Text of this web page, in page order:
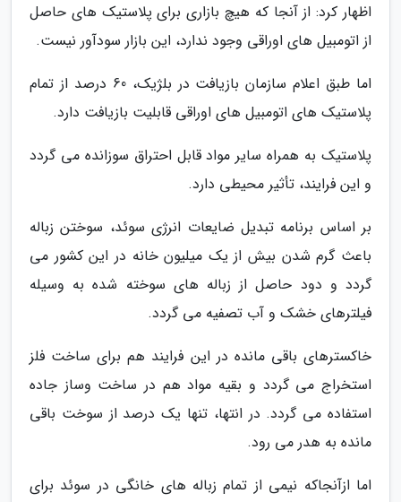
اظهار کرد: از آنجا که هیچ بازاری برای پلاستیک های حاصل
از اتومبیل های اوراقی وجود ندارد، این بازار سودآور نیست.
اما طبق اعلام سازمان بازیافت در بلژیک، 60 درصد از تمام
پلاستیک های اتومبیل های اوراقی قابلیت بازیافت دارد.
پلاستیک به همراه سایر مواد قابل احتراق سوزانده می گردد
و این فرایند، تأثیر محیطی دارد.
بر اساس برنامه تبدیل ضایعات انرژی سوئد، سوختن زباله
باعث گرم شدن بیش از یک میلیون خانه در این کشور می
گردد و دود حاصل از زباله های سوخته شده به وسیله
فیلترهای خشک و آب تصفیه می گردد.
خاکسترهای باقی مانده در این فرایند هم برای ساخت فلز
استخراج می گردد و بقیه مواد هم در ساخت وساز جاده
استفاده می گردد. در انتها، تنها یک درصد از سوخت باقی
مانده به هدر می رود.
اما ازآنجاکه نیمی از تمام زباله های خانگی در سوئد برای